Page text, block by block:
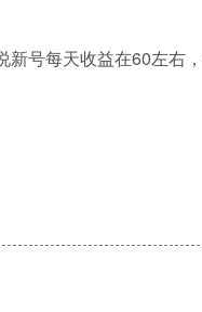
号每天收益在60左右